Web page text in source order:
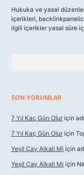
Hukuka ve yasal
içerikleri,
ilgili içerikler yasal süre
SON YORUMLAR
7 Yıl Kaç Gün Olur için
7 Yıl Kaç Gün Olur için
Yeşil Çay Alkali Mi için
Yeşil Çay Alkali Mi için